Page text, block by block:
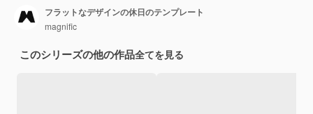
フラットなデザインの休日のテンプレート
magnific
このシリーズの他の作品全てを見る